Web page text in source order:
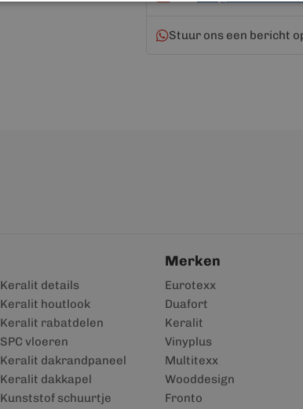
Stuur ons een bericht
Keralit details
Keralit houtlook
Keralit rabatdelen
SPC vloeren
Keralit dakrandpaneel
Keralit dakkapel
Kunststof schuurtje
Merken
Eurotexx
Duafort
Keralit
Vinyplus
Multitexx
Wooddesign
Fronto